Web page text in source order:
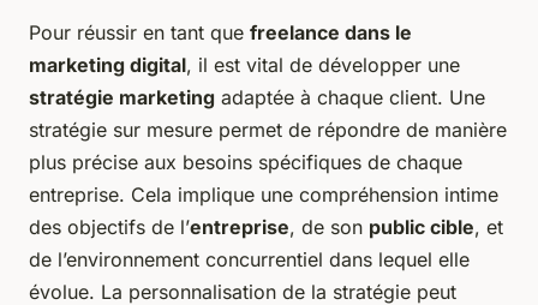
Pour réussir en tant que freelance dans le
marketing digital, il est vital de développer une
stratégie marketing adaptée à chaque client. Une
stratégie sur mesure permet de répondre de manière
plus précise aux besoins spécifiques de chaque
entreprise. Cela implique une compréhension intime
des objectifs de l’entreprise, de son public cible, et
de l’environnement concurrentiel dans lequel elle
évolue. La personnalisation de la stratégie peut